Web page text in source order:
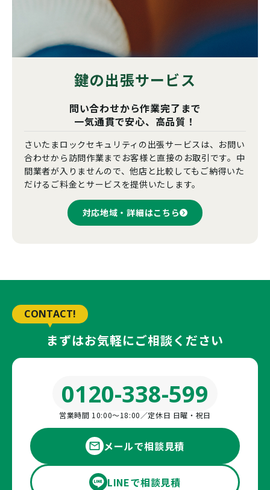
鍵の出張サービス
問い合わせから作業完了まで
一気通貫で安心、高品質！
さいたまロックセキュリティの出張サービスは、お問い
合わせから訪問作業までお客様と直接のお取引です。中
間業者が入りませんので、他店と比較してもご納得いた
だけるご料金とサービスを提供いたします。
対応地域・詳細はこちら
CONTACT!
まずはお気軽にご相談ください
0120-338-599
営業時間 10:00〜18:00／定休日 日曜・祝日
メールで相談見積
LINEで相談見積